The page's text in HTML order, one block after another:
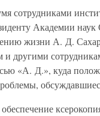
сотрудниками
Академии
жизни А. Д.
другими
«А. Д.», куда
обеспечение